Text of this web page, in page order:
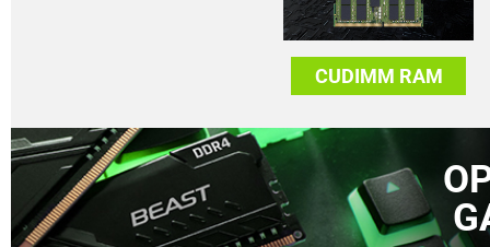
CUDIMM RAM